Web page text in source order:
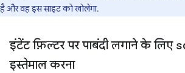
है और वह इस साइट को खोलेगा.
इंटेंट फ़िल्टर पर पाबंदी लगाने के लिए
इस्तेमाल करना